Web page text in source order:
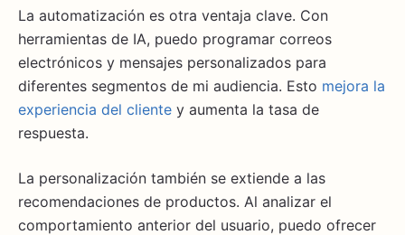
La automatización es otra ventaja clave. Con
herramientas de IA, puedo programar correos
electrónicos y mensajes personalizados para
diferentes segmentos de mi audiencia. Esto mejora la
experiencia del cliente y aumenta la tasa de
respuesta.
La personalización también se extiende a las
recomendaciones de productos. Al analizar el
comportamiento anterior del usuario, puedo ofrecer